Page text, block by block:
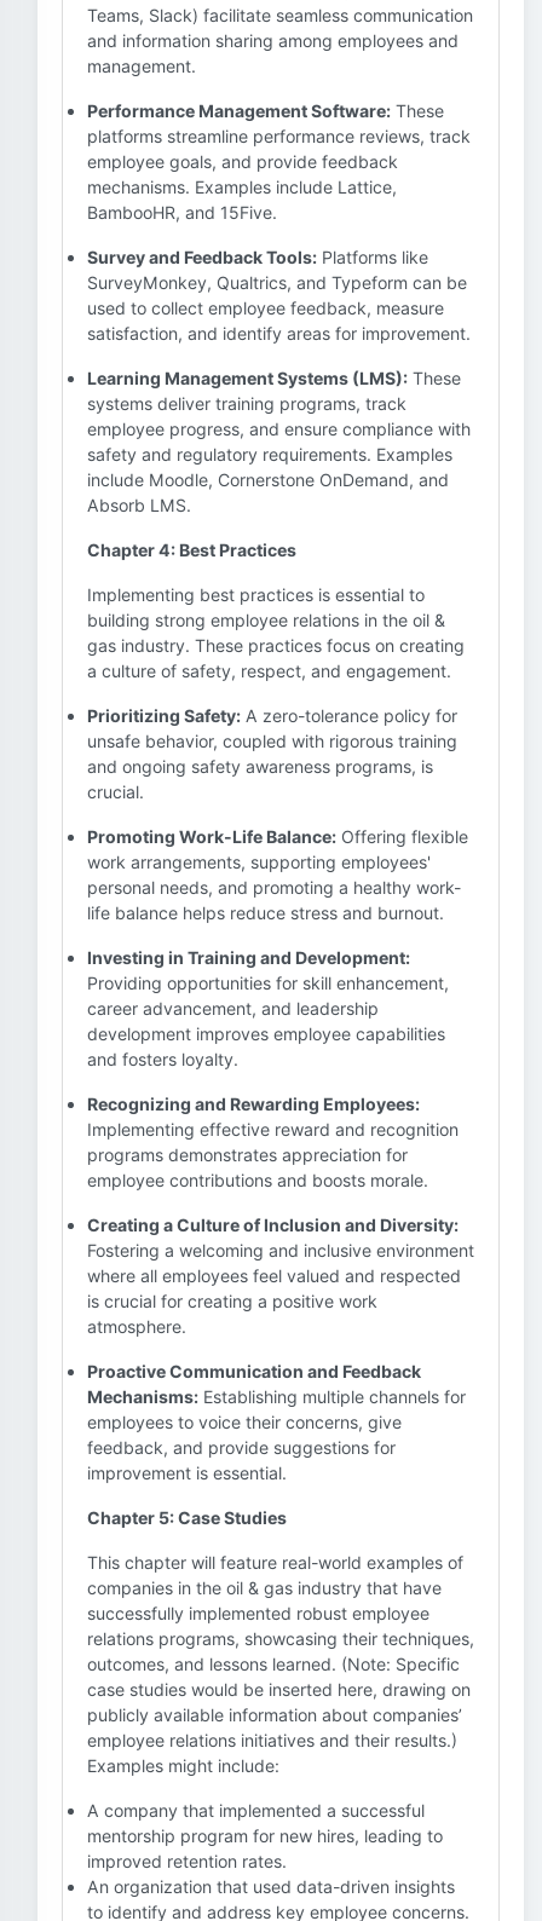
Teams, Slack) facilitate seamless communication
and information sharing among employees and
management.
Performance Management Software: These
platforms streamline performance reviews, track
employee goals, and provide feedback
mechanisms. Examples include Lattice,
BambooHR, and 15Five.
Survey and Feedback Tools: Platforms like
SurveyMonkey, Qualtrics, and Typeform can be
used to collect employee feedback, measure
satisfaction, and identify areas for improvement.
Learning Management Systems (LMS): These
systems deliver training programs, track
employee progress, and ensure compliance with
safety and regulatory requirements. Examples
include Moodle, Cornerstone OnDemand, and
Absorb LMS.
Chapter 4: Best Practices
Implementing best practices is essential to
building strong employee relations in the oil &
gas industry. These practices focus on creating
a culture of safety, respect, and engagement.
Prioritizing Safety: A zero-tolerance policy for
unsafe behavior, coupled with rigorous training
and ongoing safety awareness programs, is
crucial.
Promoting Work-Life Balance: Offering flexible
work arrangements, supporting employees'
personal needs, and promoting a healthy work-
life balance helps reduce stress and burnout.
Investing in Training and Development:
Providing opportunities for skill enhancement,
career advancement, and leadership
development improves employee capabilities
and fosters loyalty.
Recognizing and Rewarding Employees:
Implementing effective reward and recognition
programs demonstrates appreciation for
employee contributions and boosts morale.
Creating a Culture of Inclusion and Diversity:
Fostering a welcoming and inclusive environment
where all employees feel valued and respected
is crucial for creating a positive work
atmosphere.
Proactive Communication and Feedback
Mechanisms: Establishing multiple channels for
employees to voice their concerns, give
feedback, and provide suggestions for
improvement is essential.
Chapter 5: Case Studies
This chapter will feature real-world examples of
companies in the oil & gas industry that have
successfully implemented robust employee
relations programs, showcasing their techniques,
outcomes, and lessons learned. (Note: Specific
case studies would be inserted here, drawing on
publicly available information about companies’
employee relations initiatives and their results.)
Examples might include:
A company that implemented a successful
mentorship program for new hires, leading to
improved retention rates.
An organization that used data-driven insights
to identify and address key employee concerns.